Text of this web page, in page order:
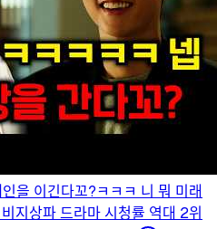
을 이긴다꼬?ㅋㅋㅋ 니 뭐 미래
지상파 드라마 시청률 역대 2위